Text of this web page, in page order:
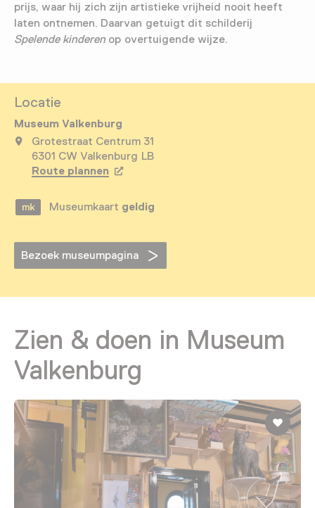
prijs, waar hij zich zijn artistieke vrijheid nooit heeft
laten ontnemen. Daarvan getuigt dit schilderij
Spelende kinderen op overtuigende wijze.
Locatie
Museum Valkenburg
Grotestraat Centrum 31
6301 CW Valkenburg LB
Route plannen Opent in een nieuw tabblad
Museumkaart geldig
Bezoek museumpagina
Zien & doen in Museum
Valkenburg